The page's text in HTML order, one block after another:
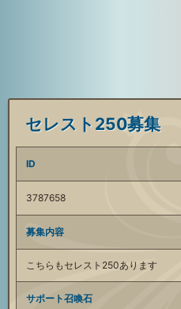
セレスト250募集
ID
3787658
募集内容
こちらもセレスト250あります
サポート召喚石